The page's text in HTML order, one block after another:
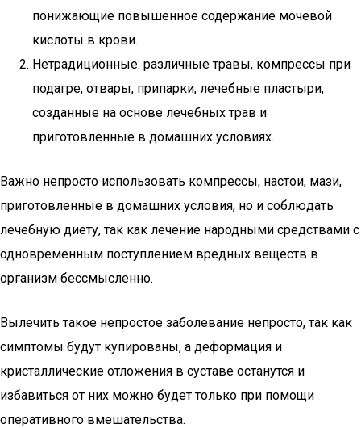
понижающие повышенное содержание мочевой
кислоты в крови.
Нетрадиционные: различные травы, компрессы при
подагре, отвары, припарки, лечебные пластыри,
созданные на основе лечебных трав и
приготовленные в домашних условиях.
Важно непросто использовать компрессы, настои, мази,
приготовленные в домашних условия, но и соблюдать
лечебную диету, так как лечение народными средствами с
одновременным поступлением вредных веществ в
организм бессмысленно.
Вылечить такое непростое заболевание непросто, так как
симптомы будут купированы, а деформация и
кристаллические отложения в суставе останутся и
избавиться от них можно будет только при помощи
оперативного вмешательства.